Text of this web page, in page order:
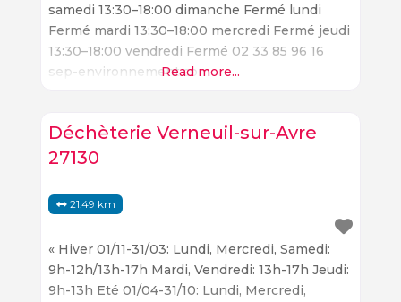
samedi 13:30–18:00 dimanche Fermé lundi
Fermé mardi 13:30–18:00 mercredi Fermé jeudi
13:30–18:00 vendredi Fermé 02 33 85 96 16
sep-environnement.com
Read more...
Déchèterie Verneuil-sur-Avre
27130
21.49 km
« Hiver 01/11-31/03: Lundi, Mercredi, Samedi:
9h-12h/13h-17h Mardi, Vendredi: 13h-17h Jeudi:
9h-13h Eté 01/04-31/10: Lundi, Mercredi,